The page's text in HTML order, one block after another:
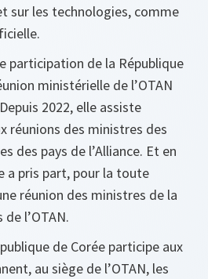
sur les technologies, comme
participation de la République
ministérielle de l’OTAN
2022, elle assiste
réunions des ministres des
des pays de l’Alliance. Et en
a pris part, pour la toute
réunion des ministres de la
l’OTAN.
de Corée participe aux
au siège de l’OTAN, les